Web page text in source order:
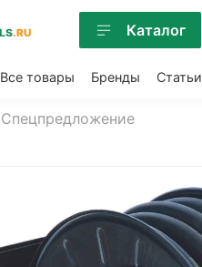
Каталог
Все товары Бренды Статьи
Спецпредложение